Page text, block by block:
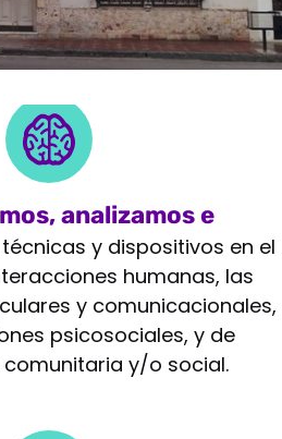
analizamos e
y dispositivos en el
humanas, las
y comunicacionales,
psicosociales, y de
y/o social.